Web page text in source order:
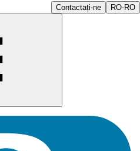
Contactați-ne RO-RO